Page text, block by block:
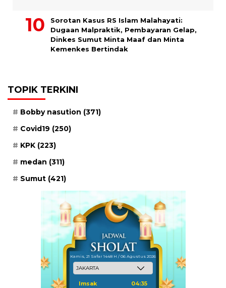
Sorotan Kasus RS Islam Malahayati:
Dugaan Malpraktik, Pembayaran Gelap,
Dinkes Sumut Minta Maaf dan Minta
Kemenkes Bertindak
TOPIK TERKINI
Bobby nasution (371)
Covid19 (250)
KPK (223)
medan (311)
Sumut (421)
Kamis, 21 Safar 1448 H / 06 Agustus 2026
Imsak 04:35